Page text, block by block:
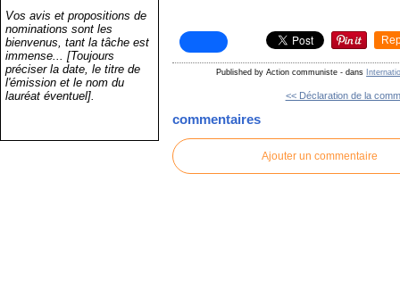
Vos avis et propositions de
nominations sont les
bienvenus, tant la tâche est
immense... [Toujours
préciser la date, le titre de
l'émission et le nom du
lauréat éventuel].
Published by Action communiste - dans
<< Déclaration de la
commentaires
Ajouter un commentaire